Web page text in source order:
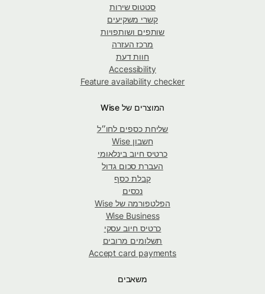
סטטוס שירות
קשרי משקיעים
שותפים ושותפויות
מרכז העזרה
חוות דעת
Accessibility
Feature availability checker
המוצרים של Wise
שליחת כספים לחו״ל
חשבון Wise
כרטיס חיוב בינלאומי
העברת סכום גדול
קבלת כסף
נכסים
הפלטפורמה של Wise
Wise Business
כרטיס חיוב עסקי
תשלומים מרובים
Accept card payments
משאבים